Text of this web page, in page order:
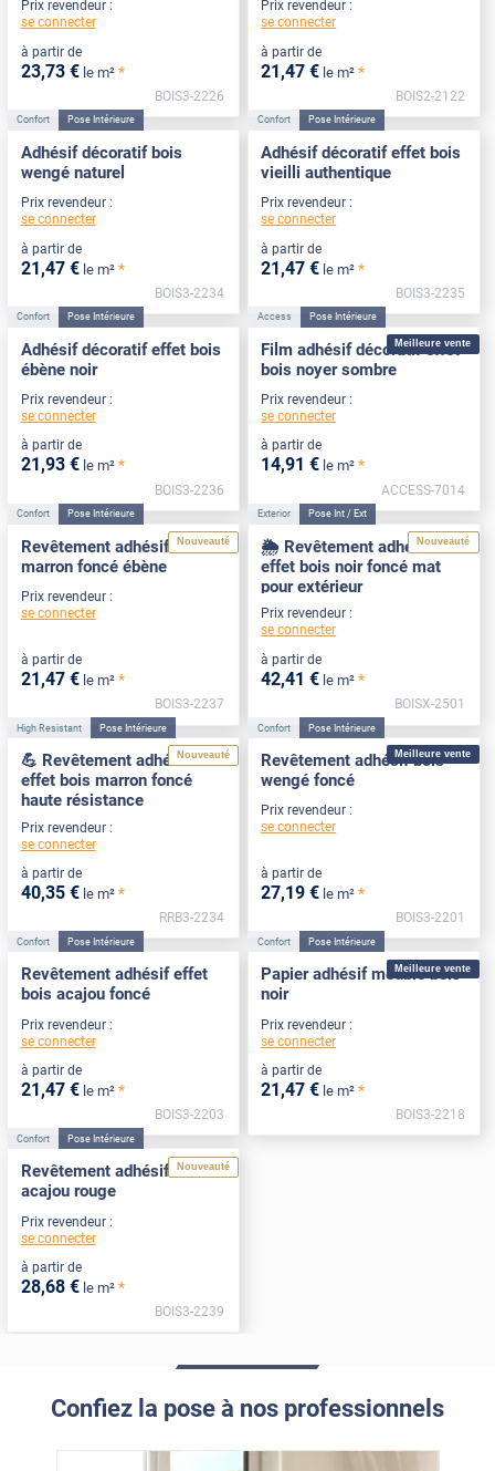
Prix revendeur :
se connecter
à partir de
23,73 € le m² *
BOIS3-2226
Prix revendeur :
se connecter
à partir de
21,47 € le m² *
BOIS2-2122
Confort Pose Intérieure
Adhésif décoratif bois
wengé naturel
Prix revendeur :
se connecter
à partir de
21,47 € le m² *
BOIS3-2234
Confort Pose Intérieure
Adhésif décoratif effet bois
vieilli authentique
Prix revendeur :
se connecter
à partir de
21,47 € le m² *
BOIS3-2235
Confort Pose Intérieure
Adhésif décoratif effet bois
ébène noir
Prix revendeur :
se connecter
à partir de
21 ,93 € le m² *
BOIS3-2236
Meilleure vente
Access Pose Intérieure
Film adhésif décoratif effet
bois noyer sombre
Prix revendeur :
se connecter
à partir de
14,91 € le m² *
ACCESS-7014
Nouveauté
Confort Pose Intérieure
Revêtement adhésif bois
marron foncé ébène
Prix revendeur :
se connecter
à partir de
21,47 € le m² *
BOIS3-2237
Nouveauté
Exterior Pose Int / Ext
🌦️ Revêtement adhésif
effet bois noir foncé mat
pour extérieur
Prix revendeur :
se connecter
à partir de
42,41 € le m² *
BOISX-2501
Nouveauté
High Resistant Pose Intérieure
💪 Revêtement adhésif
effet bois marron foncé
haute résistance
Prix revendeur :
se connecter
à partir de
40,35 € le m² *
RRB3-2234
Meilleure vente
Confort Pose Intérieure
Revêtement adhésif bois
wengé foncé
Prix revendeur :
se connecter
à partir de
27,19 € le m² *
BOIS3-2201
Confort Pose Intérieure
Revêtement adhésif effet
bois acajou foncé
Prix revendeur :
se connecter
à partir de
21,47 € le m² *
BOIS3-2203
Meilleure vente
Confort Pose Intérieure
Papier adhésif meuble bois
noir
Prix revendeur :
se connecter
à partir de
21,47 € le m² *
BOIS3-2218
Nouveauté
Confort Pose Intérieure
Revêtement adhésif bois
acajou rouge
Prix revendeur :
se connecter
à partir de
28,68 € le m² *
BOIS3-2239
Confiez la pose à nos professionnels